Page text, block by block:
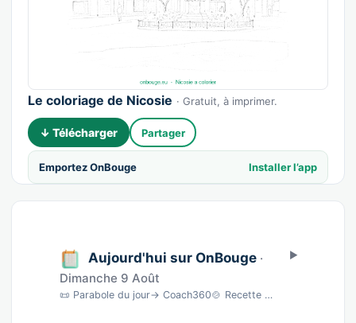
Le coloriage de Nicosie · Gratuit, à imprimer.
↓ Télécharger Partager
Emportez OnBouge Installer l’app
Aujourd'hui sur OnBouge ·
Dimanche 9 Août
📜 Parabole du jour→ Coach360🍲 Recette du jour→ BNC🎵 Morceau du jour→ musique🎨 Aquarell…